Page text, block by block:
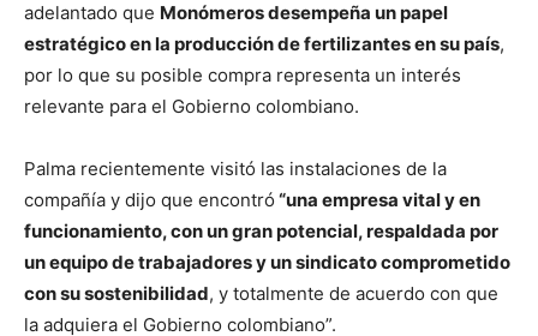
adelantado que Monómeros desempeña un papel
estratégico en la producción de fertilizantes en su país,
por lo que su posible compra representa un interés
relevante para el Gobierno colombiano.
Palma recientemente visitó las instalaciones de la
compañía y dijo que encontró “una empresa vital y en
funcionamiento, con un gran potencial, respaldada por
un equipo de trabajadores y un sindicato comprometido
con su sostenibilidad, y totalmente de acuerdo con que
la adquiera el Gobierno colombiano”.